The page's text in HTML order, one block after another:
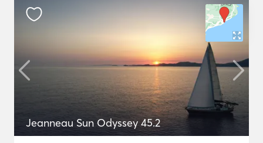
Jeanneau Sun Odyssey 45.2